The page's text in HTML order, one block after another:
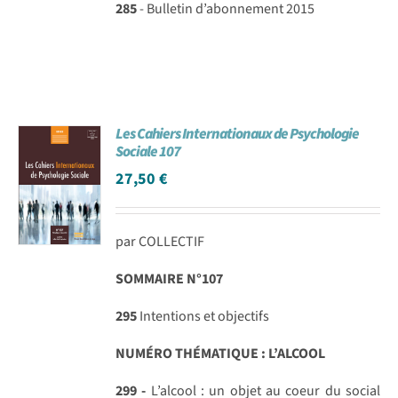
285- Bulletin d’abonnement 2015
Les Cahiers Internationaux de Psychologie
Sociale 107
27,50€
par COLLECTIF
SOMMAIRE N°107
295Intentions et objectifs
NUMÉRO THÉMATIQUE : L’ALCOOL
299 - L’alcool : un objet au coeur du social